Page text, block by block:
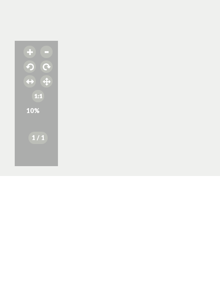
10%
1 / 1